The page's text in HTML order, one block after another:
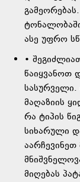
ასე უფრო
•
წაიყვანოთ
მაღაზიის
რა ტიპის
სიხარული
მიღებას